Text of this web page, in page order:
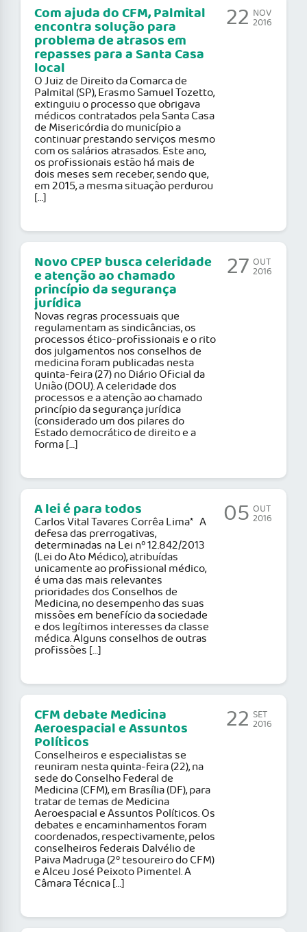
Com ajuda do CFM, Palmital
encontra solução para
problema de atrasos em
repasses para a Santa Casa
local
O Juiz de Direito da Comarca de
Palmital (SP), Erasmo Samuel Tozetto,
extinguiu o processo que obrigava
médicos contratados pela Santa Casa
de Misericórdia do município a
continuar prestando serviços mesmo
com os salários atrasados. Este ano,
os profissionais estão há mais de
dois meses sem receber, sendo que,
em 2015, a mesma situação perdurou
[…]
22 NOV
2016
Novo CPEP busca celeridade
e atenção ao chamado
princípio da segurança
jurídica
Novas regras processuais que
regulamentam as sindicâncias, os
processos ético-profissionais e o rito
dos julgamentos nos conselhos de
medicina foram publicadas nesta
quinta-feira (27) no Diário Oficial da
União (DOU). A celeridade dos
processos e a atenção ao chamado
princípio da segurança jurídica
(considerado um dos pilares do
Estado democrático de direito e a
forma […]
27 OUT
2016
A lei é para todos
Carlos Vital Tavares Corrêa Lima* A
defesa das prerrogativas,
determinadas na Lei nº 12.842/2013
(Lei do Ato Médico), atribuídas
unicamente ao profissional médico,
é uma das mais relevantes
prioridades dos Conselhos de
Medicina, no desempenho das suas
missões em benefício da sociedade
e dos legítimos interesses da classe
médica. Alguns conselhos de outras
profissões […]
05 OUT
2016
CFM debate Medicina
Aeroespacial e Assuntos
Políticos
Conselheiros e especialistas se
reuniram nesta quinta-feira (22), na
sede do Conselho Federal de
Medicina (CFM), em Brasília (DF), para
tratar de temas de Medicina
Aeroespacial e Assuntos Políticos. Os
debates e encaminhamentos foram
coordenados, respectivamente, pelos
conselheiros federais Dalvélio de
Paiva Madruga (2º tesoureiro do CFM)
e Alceu José Peixoto Pimentel. A
Câmara Técnica […]
22 SET
2016